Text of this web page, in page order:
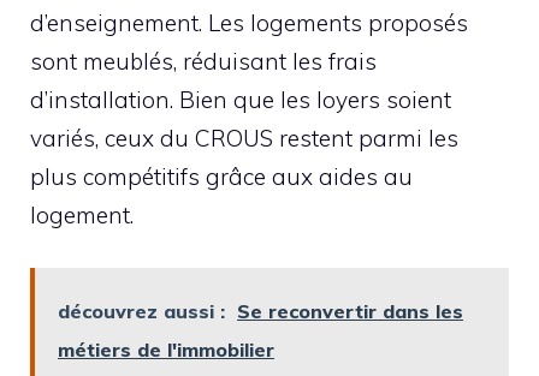
d’enseignement. Les logements proposés
sont meublés, réduisant les frais
d’installation. Bien que les loyers soient
variés, ceux du CROUS restent parmi les
plus compétitifs grâce aux aides au
logement.
découvrez aussi : Se reconvertir dans les
métiers de l'immobilier